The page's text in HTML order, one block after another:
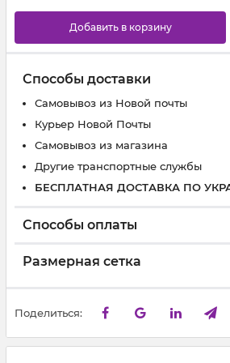
Добавить в корзину
Способы доставки
Самовывоз из Новой почты
Курьер Новой Почты
Самовывоз из магазина
Другие транспортные службы
БЕСПЛАТНАЯ ДОСТАВКА ПО
Способы оплаты
Размерная сетка
Поделиться: